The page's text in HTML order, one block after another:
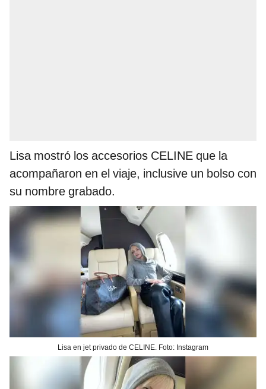
Lisa mostró los accesorios CELINE que la
acompañaron en el viaje, inclusive un bolso con
su nombre grabado.
Lisa en jet privado de CELINE. Foto: Instagram